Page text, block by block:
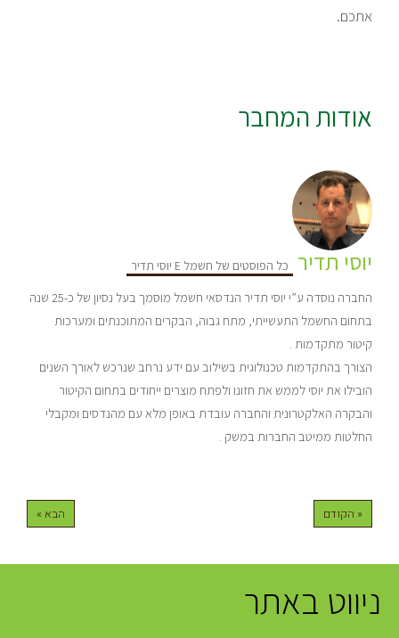
אתכם.
אודות המחבר
יוסי תדיר כל הפוסטים של חשמל E יוסי תדיר
החברה נוסדה ע”י יוסי תדיר הנדסאי חשמל מוסמך בעל נסיון של כ-25 שנה
בתחום החשמל התעשייתי, מתח גבוה, הבקרים המתוכנתים ומערכות
קיטור מתקדמות .
הצורך בהתקדמות טכנולוגית בשילוב עם ידע נרחב שנרכש לאורך השנים
הובילו את יוסי לממש את חזונו ולפתח מוצרים ייחודים בתחום הקיטור
והבקרה האלקטרונית והחברה עובדת באופן מלא עם מהנדסים ומקבלי
החלטות ממיטב החברות במשק .
« הקודם הבא »
ניווט באתר